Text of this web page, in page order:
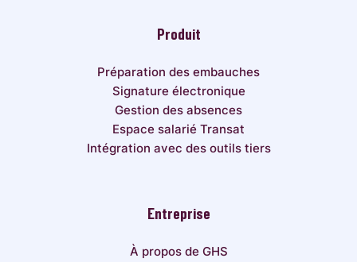
Produit
Préparation des embauches
Signature électronique
Gestion des absences
Espace salarié Transat
Intégration avec des outils tiers
Entreprise
À propos de GHS